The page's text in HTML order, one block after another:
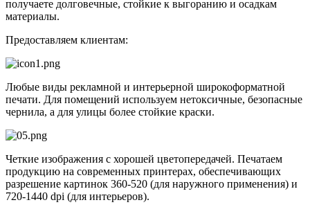
получаете долговечные, стойкие к выгоранию и осадкам
материалы.
Предоставляем клиентам:
Любые виды рекламной и интерьерной широкоформатной
печати. Для помещений используем нетоксичные, безопасные
чернила, а для улицы более стойкие краски.
Четкие изображения с хорошей цветопередачей. Печатаем
продукцию на современных принтерах, обеспечивающих
разрешение картинок 360-520 (для наружного применения) и
720-1440 dpi (для интерьеров).